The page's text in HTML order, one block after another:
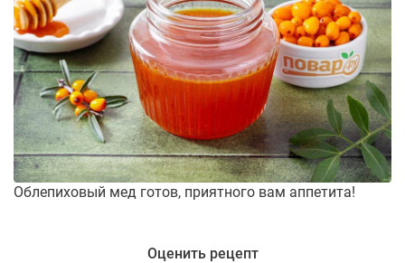
Облепиховый мед готов, приятного вам аппетита!
Оценить рецепт